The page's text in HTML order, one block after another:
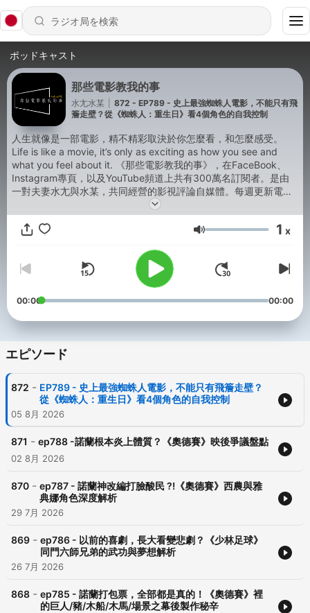
ポッドキャスト
那些電影教我的事
水尢水某
872 - EP789 - 史上最強蜘蛛人電影，不能只有飛
簷走壁？從《蜘蛛人：重生日》看4個角色的自我控制
人生就像是一部電影，精不精彩取決於你怎麼看，和怎麼感受。
Life is like a movie, it’s only as exciting as how you see and
what you feel about it. 《那些電影教我的事》，在FaceBook、
Instagram專頁，以及YouTube頻道上共有300萬名訂閱者。是由
一對夫妻水尢與水某，共同經營的影視評論自媒體。每週更新電
影、影集、動漫等等內容帶給兩人的啟發。 歡迎來到我們的
Podcast頻道收聽我們想要盡情聊的大小事，同樣的內容也可以在
YouTube頻道上收看，配有影視畫面的影音呈現版本，也可以觀看
https://www.facebook.com/lessonsfrommovies IG：
https://www.instagram.com/lessonsfrommovies/ YT：
https://bit.ly/2wOTHd8 LINE：@lessonsfrommovies Email：
shuimou@gmail.com 🎵 Intro/Outro Music: “Et Voila” by Chris
videos, with attribution Link:
音量 1 x
00:00 00:00
エピソード
872 - EP789 - 史上最強蜘蛛人電影，不能只有飛簷走壁？
從《蜘蛛人：重生日》看4個角色的自我控制
05 8月 2026
871 - ep788 -諾蘭根本炎上體質？《奧德賽》映後爭議盤點
02 8月 2026
870 - ep787 - 諾蘭神改編打臉酸民 ?!《奧德賽》西農與雅
典娜角色深度解析
29 7月 2026
869 - ep786 - 以前的喜劇，長大看變悲劇？《少林足球》
同門六師兄弟的武功與夢想解析
26 7月 2026
868 - ep785 - 諾蘭打包票，全部都是真的！《奧德賽》裡
的巨人/豬/木船/木馬/場景之幕後製作秘辛